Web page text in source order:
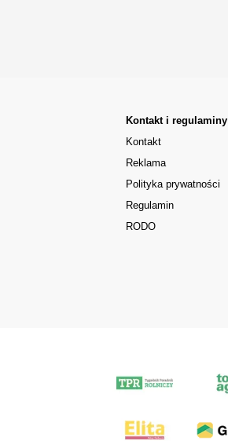
Kontakt i regulaminy
Kontakt
Reklama
Polityka prywatności
Regulamin
RODO